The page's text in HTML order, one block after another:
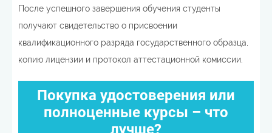
После успешного завершения обучения студенты
получают свидетельство о присвоении
квалификационного разряда государственного образца,
копию лицензии и протокол аттестационной комиссии.
Покупка удостоверения или
полноценные курсы – что
лучше?